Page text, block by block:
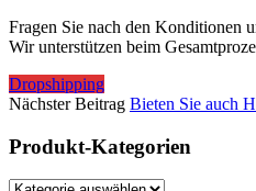
Fragen Sie nach den Konditionen
Wir unterstützen beim
Dropshipping
Nächster Beitrag Bieten Sie auch
Produkt-Kategorien